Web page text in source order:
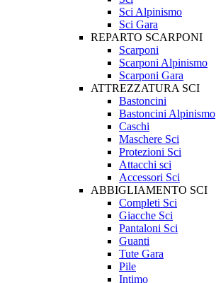
Sci Alpinismo
Sci Gara
REPARTO SCARPONI
Scarponi
Scarponi Alpinismo
Scarponi Gara
ATTREZZATURA SCI
Bastoncini
Bastoncini Alpinismo
Caschi
Maschere Sci
Protezioni Sci
Attacchi sci
Accessori Sci
ABBIGLIAMENTO SCI
Completi Sci
Giacche Sci
Pantaloni Sci
Guanti
Tute Gara
Pile
Intimo